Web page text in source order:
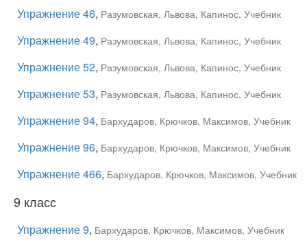
Упражнение 46, Разумовская, Львова, Капинос, Учебник
Упражнение 49, Разумовская, Львова, Капинос, Учебник
Упражнение 52, Разумовская, Львова, Капинос, Учебник
Упражнение 53, Разумовская, Львова, Капинос, Учебник
Упражнение 94, Бархударов, Крючков, Максимов, Учебник
Упражнение 96, Бархударов, Крючков, Максимов, Учебник
Упражнение 466, Бархударов, Крючков, Максимов, Учебник
9 класс
Упражнение 9, Бархударов, Крючков, Максимов, Учебник